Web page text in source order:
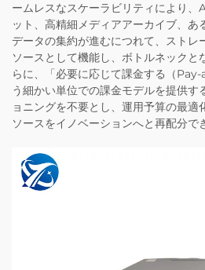
ームレスなスケーラビリティにより、
ット、高精細メディアアーカイブ、あ
データの集約が進むにつれて、ストレ
ソースとして機能し、ボトルネックと
らに、「必要に応じて課金する（
う細かい単位での課金モデルを提供す
ョニングを不要とし、運用予算の最適
ソースをイノベーションへと再配分で